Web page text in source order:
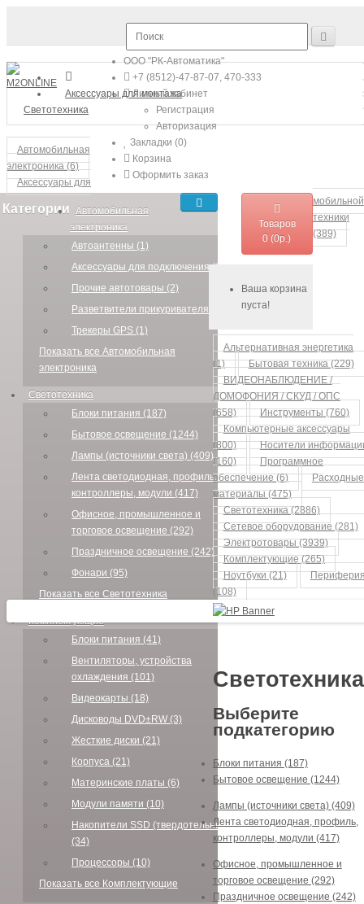
ООО "РК-Автоматика"
+7 (8512)-47-87-07, 470-333
Личный кабинет
Регистрация
Авторизация
Закладки (0)
Корзина
Оформить заказ
Категории Автомобильная
электроника
Автоантенны (1)
Аксессуары для подключения (1)
Прочие автотовары (2)
Разветвители прикуривателя (1)
Трекеры GPS (1)
Показать все Автомобильная
электроника
Светотехника
Блоки питания (187)
Бытовое освещение (1244)
Лампы (источники света) (409)
Лента светодиодная, профиль,
контроллеры, модули (417)
Офисное, промышленное и
торговое освещение (292)
Праздничное освещение (242)
Фонари (95)
Показать все Светотехника
Комплектующие
Блоки питания (41)
Вентиляторы, устройства
охлаждения (101)
Видеокарты (18)
Дисководы DVD±RW (3)
Жесткие диски (21)
Корпуса (21)
Материнские платы (6)
Модули памяти (10)
Накопители SSD (твердотельные)
(34)
Процессоры (10)
Показать все Комплектующие
Товаров
0 (0р.)
Ваша корзина
пуста!
Аксессуары для монтажа
Светотехника
Автомобильная
электроника (6)
Аксессуары для
мобильной
техники
(389)
Альтернативная энергетика
(1)
Бытовая техника (229)
ВИДЕОНАБЛЮДЕНИЕ /
ДОМОФОНИЯ / СКУД / ОПС
(658)
Инструменты (760)
Компьютерные аксессуары
(800)
Носители
(160)
Программное
обеспечение (6)
Расходные
материалы (475)
Светотехника (2886)
Сетевое оборудование (281)
Электротовары (3939)
Комплектующие (265)
Ноутбуки (21)
(108)
Светотехника
Выберите
подкатегорию
Блоки питания (187)
Бытовое освещение (1244)
Лампы (источники света) (409)
Лента светодиодная, профиль,
контроллеры, модули (417)
Офисное, промышленное и
торговое освещение (292)
Праздничное освещение (242)